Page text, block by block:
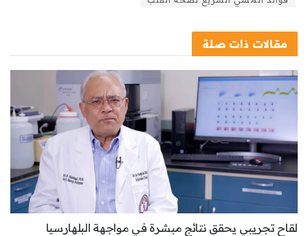
مقالات ذات صلة
لقاح تجريبي يحقق نتائج مبشرة في مواجهة البلهارسيا